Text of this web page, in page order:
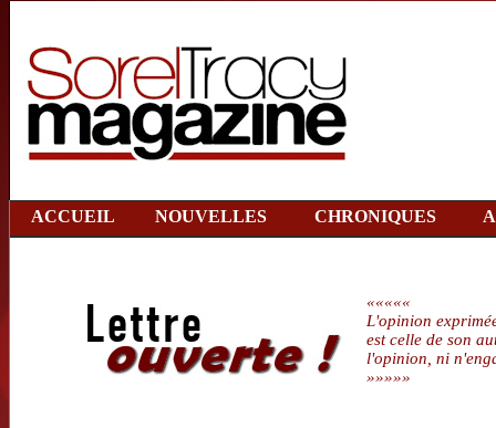
ACCUEIL NOUVELLES CHRONIQUES
«««««
L'opinion
est celle de son
l'opinion, ni
»»»»»